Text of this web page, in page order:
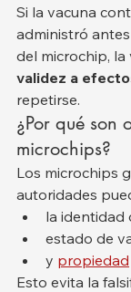
Si la vacuna
administró
del microchip,
validez a
repetirse.
¿Por qué son
microchips?
Los microchips
autoridades
la identidad
estado de
y propiedad
Esto evita la